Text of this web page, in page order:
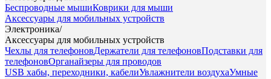
Беспроводные мышиКоврики для мыши
Аксессуары для мобильных устройств
Электроника/
Аксессуары для мобильных устройств
Чехлы для телефоновДержатели для телефоновПодставки для
телефоновОрганайзеры для проводов
USB хабы, переходники, кабелиУвлажнители воздухаУмные